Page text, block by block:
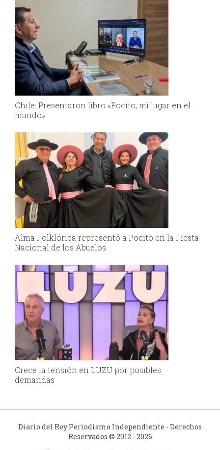
Chile: Presentaron libro «Pocito, mi lugar en el
mundo»
Alma Folklórica representó a Pocito en la Fiesta
Nacional de los Abuelos
Crece la tensión en LUZU por posibles
demandas
Diario del Rey Periodismo Independiente - Derechos
Reservados © 2012 - 2026